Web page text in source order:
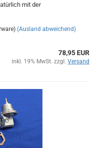
mit der
(Ausland abweichend)
78,95 EUR
inkl. 19% MwSt. zzgl. Versand